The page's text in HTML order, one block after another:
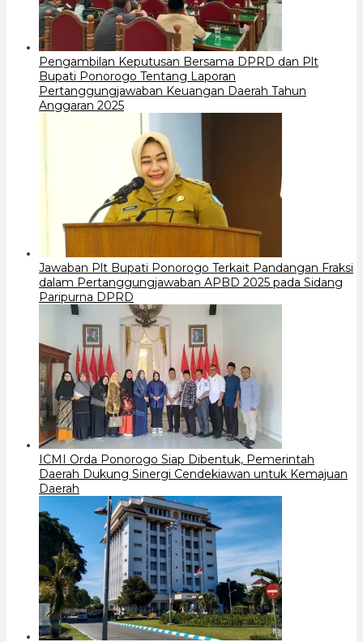
Pengambilan Keputusan Bersama DPRD dan Plt
Bupati Ponorogo Tentang Laporan
Pertanggungjawaban Keuangan Daerah Tahun
Anggaran 2025
Jawaban Plt Bupati Ponorogo Terkait Pandangan Fraksi
dalam Pertanggungjawaban APBD 2025 pada Sidang
Paripurna DPRD
ICMI Orda Ponorogo Siap Dibentuk, Pemerintah
Daerah Dukung Sinergi Cendekiawan untuk Kemajuan
Daerah